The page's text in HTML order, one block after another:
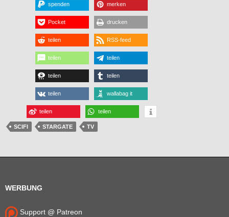
spenden merken
Pocket drucken
teilen RSS-feed
teilen teilen
teilen teilen
teilen wallabag it
teilen teilen
SCIFI STARGATE TV
WERBUNG
Support @ Patreon